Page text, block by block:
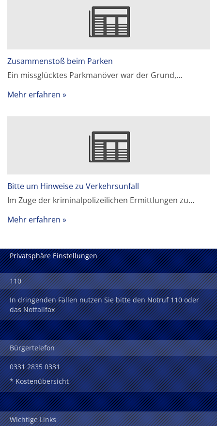
Zusammenstoß beim Parken
Ein missglücktes Parkmanöver war der Grund,…
Mehr erfahren
Bitte um Hinweise zu Verkehrsunfall
Im Zuge der kriminalpolizeilichen Ermittlungen zu…
Mehr erfahren
Privatsphäre Einstellungen
110
In dringenden Fällen nutzen Sie bitte den Notruf 110 oder
das Notfallfax
Bürgertelefon
0331 2835 0331
* Kostenübersicht
Wichtige Links